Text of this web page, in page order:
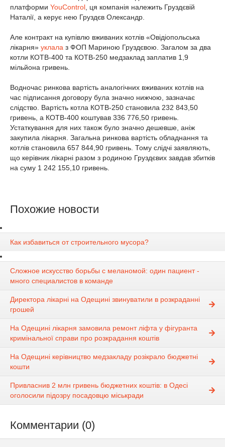
платформи YouControl , ця компанія належить Груздєвій
Наталії, а керує нею Груздєв Олександр.
Але контракт на купівлю вживаних котлів «Овідіопольська
лікарня» уклала з ФОП Мариною Груздєвою. Загалом за два
котли КОТВ-400 та КОТВ-250 медзаклад заплатив 1,9
мільйона гривень.
Водночас ринкова вартість аналогічних вживаних котлів на
час підписання договору була значно нижчою, зазначає
слідство. Вартість котла КОТВ-250 становила 232 843,50
гривень, а КОТВ-400 коштував 336 776,50 гривень.
Устаткування для них також було значно дешевше, аніж
закупила лікарня. Загальна ринкова вартість обладнання та
котлів становила 657 844,90 гривень. Тому слідчі заявляють,
що керівник лікарні разом з родиною Груздєвих завдав збитків
на суму 1 242 155,10 гривень.
Похожие новости
Как избавиться от строительного мусора?
Сложное искусство борьбы с меланомой: один пациент -
много специалистов в команде
Директора лікарні на Одещині звинуватили в розкраданні
грошей
На Одещині лікарня замовила ремонт ліфта у фігуранта
кримінальної справи про розкрадання коштів
На Одещині керівництво медзакладу розікрало бюджетні
кошти
Привласнив 2 млн гривень бюджетних коштів: в Одесі
оголосили підозру посадовцю міськради
Комментарии (0)